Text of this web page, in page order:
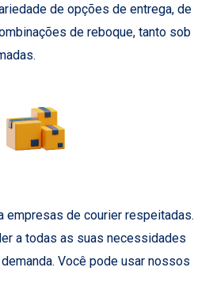
de opções de entrega, de
de reboque, tanto sob
empresas de courier respeitadas.
a todas as suas necessidades
Você pode usar nossos